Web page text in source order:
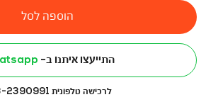
הוספה לסל
התייעצו איתנו ב-
לרכישה טלפונית 073-2390991